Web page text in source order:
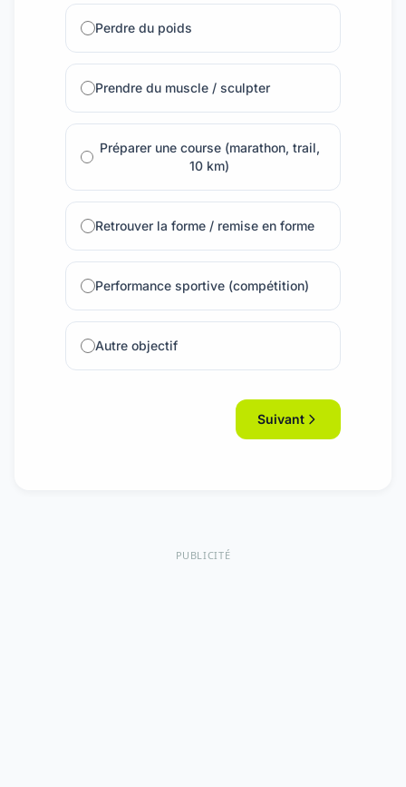
Perdre du poids
Prendre du muscle / sculpter
Préparer une course (marathon, trail,
10 km)
Retrouver la forme / remise en forme
Performance sportive (compétition)
Autre objectif
Suivant
PUBLICITÉ